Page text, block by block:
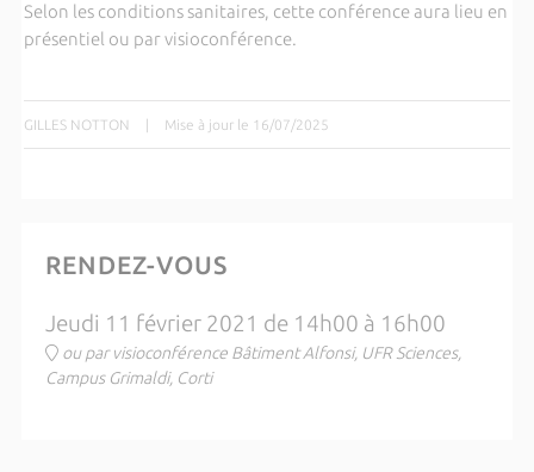
Selon les conditions sanitaires, cette conférence aura lieu en
présentiel ou par visioconférence.
GILLES NOTTON | Mise à jour le 16/07/2025
RENDEZ-VOUS
Jeudi 11 février 2021 de 14h00 à 16h00
ou par visioconférence Bâtiment Alfonsi, UFR Sciences,
Campus Grimaldi, Corti